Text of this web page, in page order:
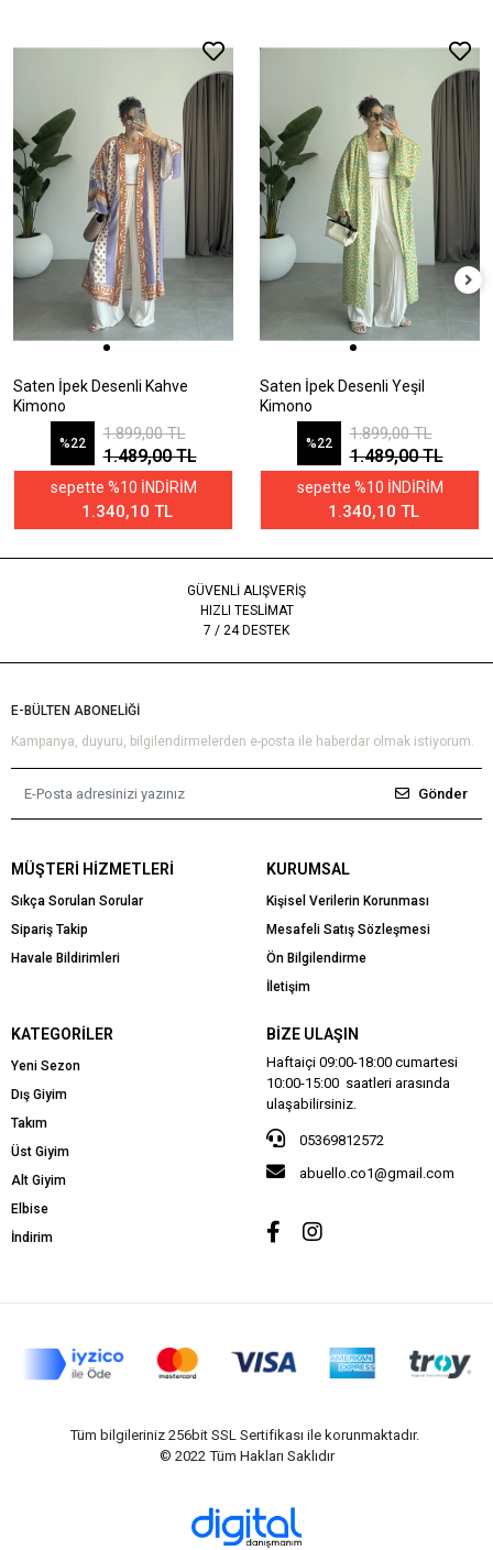
Saten İpek Desenli Kahve
Kimono
%22
1.899,00 TL
1.489,00 TL
sepette %10 İNDİRİM
1.340,10 TL
Saten İpek Desenli Yeşil
Kimono
%22
1.899,00 TL
1.489,00 TL
sepette %10 İNDİRİM
1.340,10 TL
GÜVENLİ ALIŞVERİŞ
HIZLI TESLİMAT
7 / 24 DESTEK
E-BÜLTEN ABONELİĞİ
Kampanya, duyuru, bilgilendirmelerden e-posta ile haberdar olmak istiyorum.
Gönder
MÜŞTERI HIZMETLERI
Sıkça Sorulan Sorular
Sipariş Takip
Havale Bildirimleri
KURUMSAL
Kişisel Verilerin Korunması
Mesafeli Satış Sözleşmesi
Ön Bilgilendirme
İletişim
KATEGORILER
Yeni Sezon
Dış Giyim
Takım
Üst Giyim
Alt Giyim
Elbise
İndirim
BIZE ULAŞIN
Haftaiçi 09:00-18:00 cumartesi
10:00-15:00 saatleri arasında
ulaşabilirsiniz.
05369812572
abuello.co1@gmail.com
Tüm bilgileriniz 256bit SSL Sertifikası ile korunmaktadır.
© 2022 Tüm Hakları Saklıdır